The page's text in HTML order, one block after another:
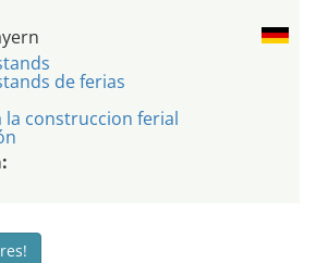
de ferias
construccion ferial